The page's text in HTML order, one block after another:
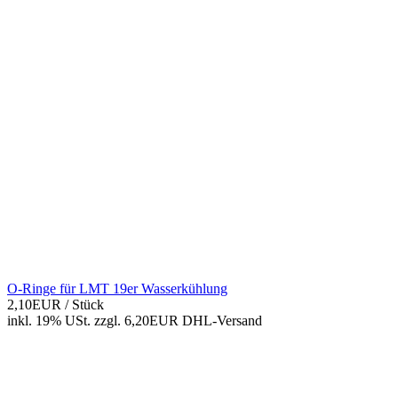
O-Ringe für LMT 19er Wasserkühlung
2,10EUR / Stück
inkl. 19% USt. zzgl. 6,20EUR DHL-Versand